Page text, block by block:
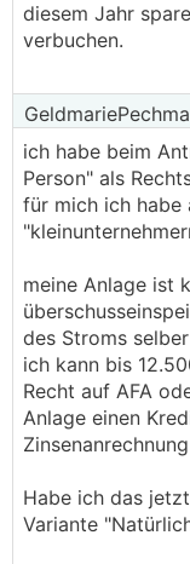
diesem Jahr
verbuchen.
ich habe beim
Person" als
für mich ich habe
meine Anlage ist
des Stroms
ich kann bis
Recht auf AFA
Anlage einen
Habe ich das
Variante